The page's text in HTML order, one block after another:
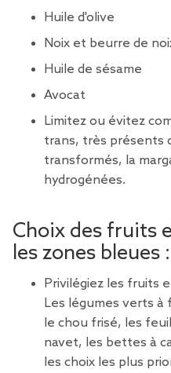
Huile d'olive
Noix et beurre de
Huile de sésame
Avocat
Limitez ou évitez
trans, très présents
transformés, la
hydrogénées.
Choix des fruits
les zones bleues :
Privilégiez les fruits
Les légumes verts à
le chou frisé, les
navet, les bettes à
les choix les plus